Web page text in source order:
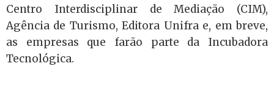
Centro Interdisciplinar de Mediação (CIM),
Agência de Turismo, Editora Unifra e, em breve,
as empresas que farão parte da Incubadora
Tecnológica.